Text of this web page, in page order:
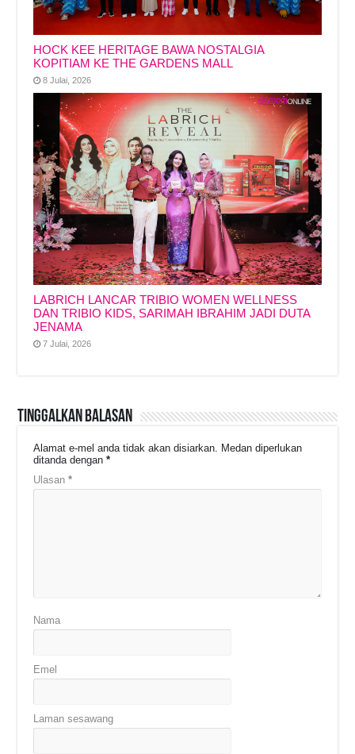
HOCK KEE HERITAGE BAWA NOSTALGIA
KOPITIAM KE THE GARDENS MALL
8 Julai, 2026
LABRICH LANCAR TRIBIO WOMEN WELLNESS
DAN TRIBIO KIDS, SARIMAH IBRAHIM JADI DUTA
JENAMA
7 Julai, 2026
Tinggalkan Balasan
Alamat e-mel anda tidak akan disiarkan.
Medan diperlukan
ditanda dengan*
Ulasan*
Nama
Emel
Laman sesawang